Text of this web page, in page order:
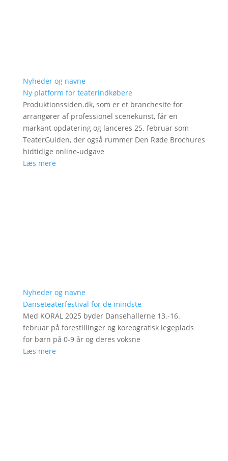
Nyheder og navne
Ny platform for teaterindkøbere
Produktionssiden.dk, som er et branchesite for
arrangører af professionel scenekunst, får en
markant opdatering og lanceres 25. februar som
TeaterGuiden, der også rummer Den Røde Brochures
hidtidige online-udgave
Læs mere
Nyheder og navne
Danseteaterfestival for de mindste
Med KORAL 2025 byder Dansehallerne 13.-16.
februar på forestillinger og koreografisk legeplads
for børn på 0-9 år og deres voksne
Læs mere